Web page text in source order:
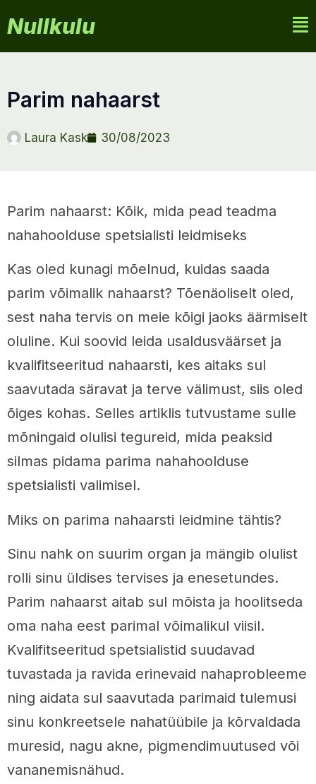
Nullkulu
parim nahaarst
Laura Kask 30/08/2023
Parim nahaarst: Kõik, mida pead teadma
nahahoolduse spetsialisti leidmiseks
Kas oled kunagi mõelnud, kuidas saada
parim võimalik nahaarst? Tõenäoliselt oled,
sest naha tervis on meie kõigi jaoks äärmiselt
oluline. Kui soovid leida usaldusväärset ja
kvalifitseeritud nahaarsti, kes aitaks sul
saavutada säravat ja terve välimust, siis oled
õiges kohas. Selles artiklis tutvustame sulle
mõningaid olulisi tegureid, mida peaksid
silmas pidama parima nahahoolduse
spetsialisti valimisel.
Miks on parima nahaarsti leidmine tähtis?
Sinu nahk on suurim organ ja mängib olulist
rolli sinu üldises tervises ja enesetundes.
Parim nahaarst aitab sul mõista ja hoolitseda
oma naha eest parimal võimalikul viisil.
Kvalifitseeritud spetsialistid suudavad
tuvastada ja ravida erinevaid nahaprobleeme
ning aidata sul saavutada parimaid tulemusi
sinu konkreetsele nahatüübile ja kõrvaldada
muresid, nagu akne, pigmendimuutused või
vananemisnähud.